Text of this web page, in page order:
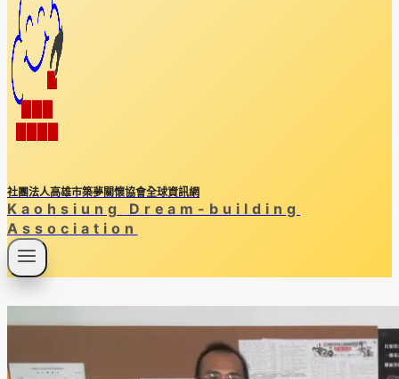
社團法人高雄市築夢關懷協會全球資訊網
Kaohsiung Dream-building
Association